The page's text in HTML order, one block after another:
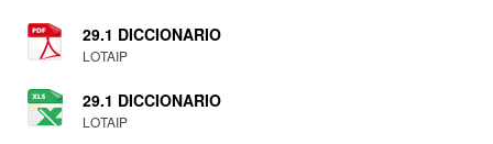
29.1 DICCIONARIO
LOTAIP
29.1 DICCIONARIO
LOTAIP